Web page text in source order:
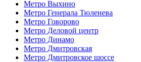
Метро Выхино
Метро Генерала Тюленева
Метро Говорово
Метро Деловой центр
Метро Динамо
Метро Дмитровская
Метро Дмитровское шоссе